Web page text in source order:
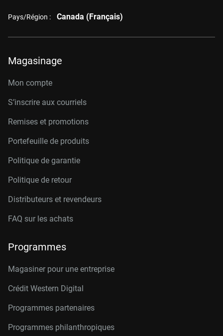
Pays/Région : Canada (Français)
Magasinage
Mon compte
S’inscrire aux courriels
Remises et promotions
Portefeuille de produits
Politique de garantie
Politique de retour
Distributeurs et revendeurs
FAQ sur les achats
Programmes
Magasiner pour une entreprise
Crédit Western Digital
Programmes partenaires
Programmes philanthropiques